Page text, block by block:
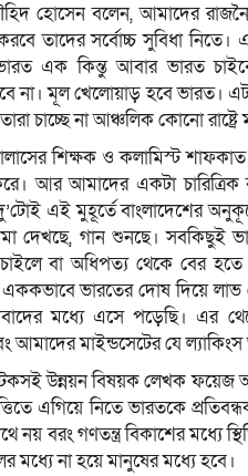
হোসেন বলেন, আমাদের
তাদের সর্বোচ্চ সুবিধা
ভারত এক কিন্তু আবার ভারত
না। মূল খেলোয়াড় হবে ভারত।
চাচ্ছে না আঞ্চলিক কোনো রাষ্ট্রে
শিক্ষক ও কলামিস্ট
আর আমাদের একটা
এই মুহূর্তে বাংলাদেশের
দেখছে, গান শুনছে।
চাইলে বা অধিপত্য থেকে বের
এককভাবে ভারতের দোষ দিয়ে
মধ্যে এসে পড়েছি। এর
মাইন্ডসেটের যে
টেকসই উন্নয়ন বিষয়ক লেখক
এগিয়ে নিতে ভারতকে
বরং গণতন্ত্র বিকাশের মধ্যে
মধ্যে না হয়ে মানুষের মধ্যে হবে।